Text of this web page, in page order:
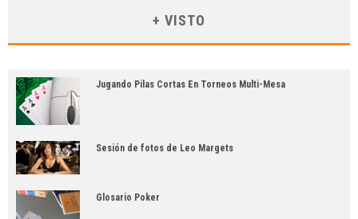
+ VISTO
Jugando Pilas Cortas En Torneos Multi-Mesa
Sesión de fotos de Leo Margets
Glosario Poker